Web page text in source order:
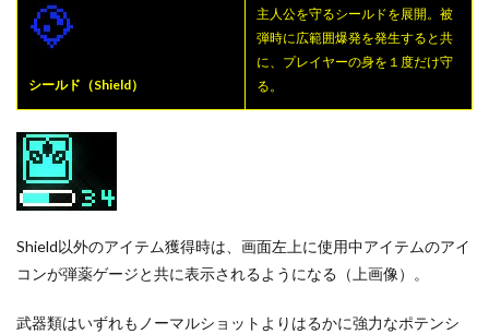
シールド（Shield）
主人公を守るシールドを展開。被
弾時に広範囲爆発を発生すると共
に、プレイヤーの身を１度だけ守
る。
Shield以外のアイテム獲得時は、画面左上に使用中アイテムのアイ
コンが弾薬ゲージと共に表示されるようになる（上画像）。
武器類はいずれもノーマルショットよりはるかに強力なポテンシ